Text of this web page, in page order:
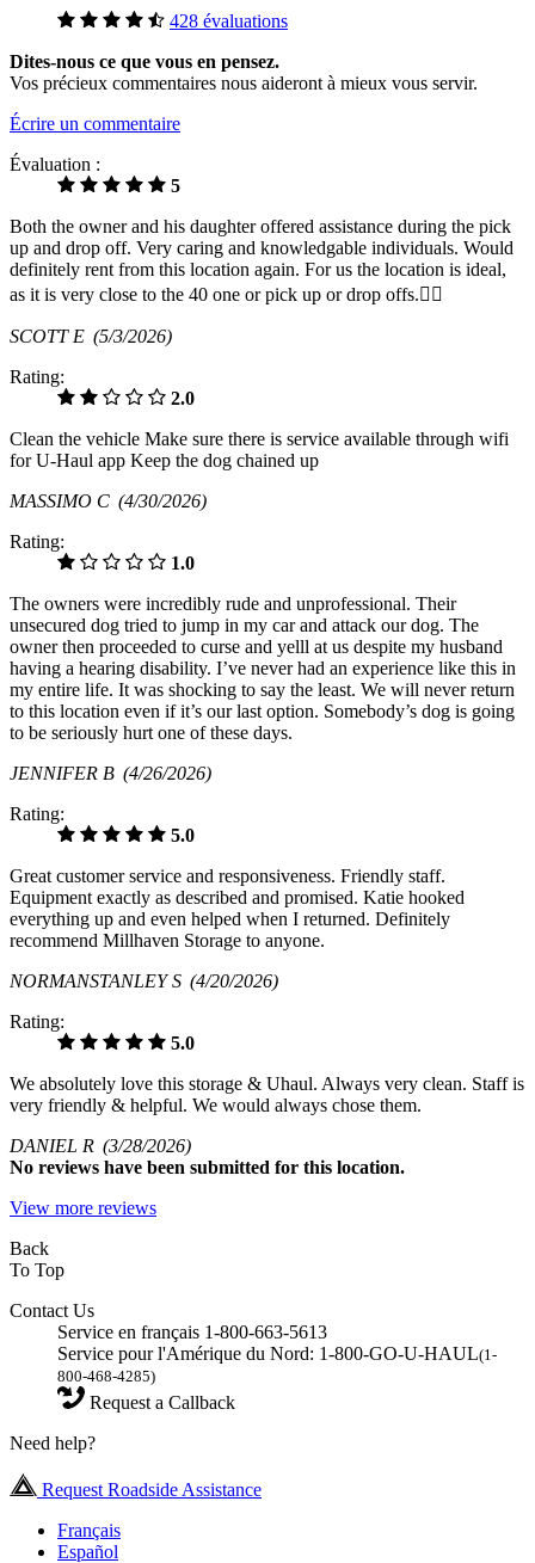
428 évaluations
Dites-nous ce que vous en pensez.
Vos précieux commentaires nous aideront à mieux vous servir.
Écrire un commentaire
Évaluation :
5
Both the owner and his daughter offered assistance during the pick
up and drop off. Very caring and knowledgable individuals. Would
definitely rent from this location again. For us the location is ideal,
as it is very close to the 40 one or pick up or drop offs.
SCOTT E (5/3/2026)
Rating:
2.0
Clean the vehicle Make sure there is service available through wifi
for U-Haul app Keep the dog chained up
MASSIMO C (4/30/2026)
Rating:
1.0
The owners were incredibly rude and unprofessional. Their
unsecured dog tried to jump in my car and attack our dog. The
owner then proceeded to curse and yelll at us despite my husband
having a hearing disability. I’ve never had an experience like this in
my entire life. It was shocking to say the least. We will never return
to this location even if it’s our last option. Somebody’s dog is going
to be seriously hurt one of these days.
JENNIFER B (4/26/2026)
Rating:
5.0
Great customer service and responsiveness. Friendly staff.
Equipment exactly as described and promised. Katie hooked
everything up and even helped when I returned. Definitely
recommend Millhaven Storage to anyone.
NORMANSTANLEY S (4/20/2026)
Rating:
5.0
We absolutely love this storage & Uhaul. Always very clean. Staff is
very friendly & helpful. We would always chose them.
DANIEL R (3/28/2026)
No reviews have been submitted for this location.
View more reviews
Back
To Top
Contact Us
Service en français 1-800-663-5613
Service pour l'Amérique du Nord: 1-800-GO-U-HAUL(1-
800-468-4285)
Request a Callback
Need help?
Request Roadside Assistance
Français
Español